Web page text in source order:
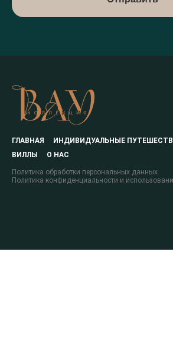
ГЛАВНАЯ ИНДИВИДУАЛЬНЫЕ
ВИЛЛЫ
О НАС
Политика обработки персональных данных
Политика конфиденциальности и